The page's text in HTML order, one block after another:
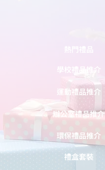
熱門禮品
學校禮品推介
運動禮品推介
辦公室禮品推介
環保禮品推介
禮盒套裝